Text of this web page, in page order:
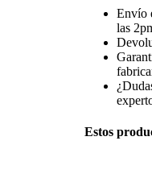
Envío
las
Estos